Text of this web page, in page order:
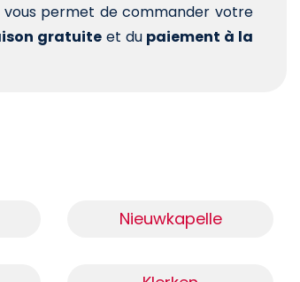
permet de commander votre
gratuite et du paiement à la
Nieuwkapelle